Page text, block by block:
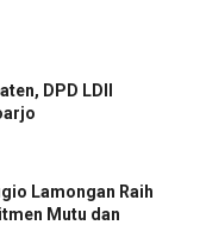
DPD LDII
Lamongan Raih
Mutu dan